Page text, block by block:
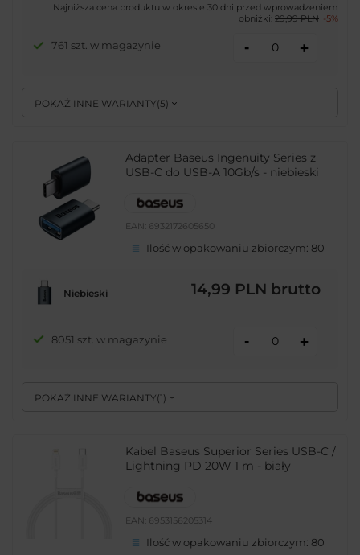
POKAŻ INNE WARIANTY(5)
Najniższa cena produktu w okresie 30 dni przed wprowadzeniem
obniżki: 29,99 PLN -5%
761 szt. w magazynie - +
Adapter Baseus Ingenuity Series z
USB-C do USB-A 10Gb/s - niebieski
EAN: 6932172605650
Ilość w opakowaniu zbiorczym: 80
POKAŻ INNE WARIANTY( 1)
Niebieski 14,99 PLN brutto
8051 szt. w magazynie - +
Kabel Baseus Superior Series USB-C /
Lightning PD 20W 1 m - biały
EAN: 6953156205314
Ilość w opakowaniu zbiorczym: 80